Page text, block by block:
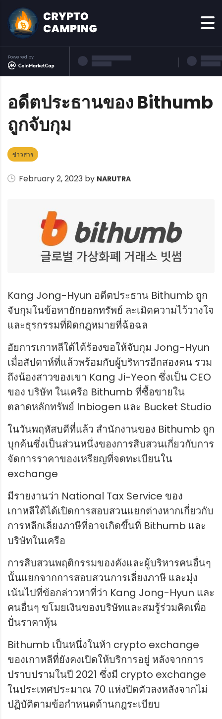
Powered by
อดีตประธานของ Bithumb
ถูกจับกุม
ข่าวสาร
February 2, 2023 by NARUTRA
Kang Jong-Hyun อดีตประธาน Bithumb ถูก
จับกุมในข้อหายักยอกทรัพย์ ละเมิดความไว้วางใจ
และธุรกรรมที่ผิดกฎหมายที่ฉ้อฉล
อัยการเกาหลีใต้ได้ร้องขอให้จับกุม Jong-Hyun
เมื่อสัปดาห์ที่แล้วพร้อมกับผู้บริหารอีกสองคน รวม
ถึงน้องสาวของเขา Kang Ji-Yeon ซึ่งเป็น CEO
ของ บริษัท ในเครือ Bithumb ที่ซื้อขายใน
ตลาดหลักทรัพย์ Inbiogen และ Bucket Studio
ในวันพฤหัสบดีที่แล้ว สำนักงานของ Bithumb ถูก
บุกค้นซึ่งเป็นส่วนหนึ่งของการสืบสวนเกี่ยวกับการ
จัดการราคาของเหรียญที่จดทะเบียนใน
exchange
มีรายงานว่า National Tax Service ของ
เกาหลีใต้ได้เปิดการสอบสวนแยกต่างหากเกี่ยวกับ
การหลีกเลี่ยงภาษีที่อาจเกิดขึ้นที่ Bithumb และ
บริษัทในเครือ
การสืบสวนพฤติกรรมของคังและผู้บริหารคนอื่นๆ
นั้นแยกจากการสอบสวนการเลี่ยงภาษี และมุ่ง
เน้นไปที่ข้อกล่าวหาที่ว่า Kang Jong-Hyun และ
คนอื่นๆ ขโมยเงินของบริษัทและสมรู้ร่วมคิดเพื่อ
ปั่นราคาหุ้น
Bithumb เป็นหนึ่งในห้า crypto exchange
ของเกาหลีที่ยังคงเปิดให้บริการอยู่ หลังจากการ
ปราบปรามในปี 2021 ซึ่งมี crypto exchange
ในประเทศประมาณ 70 แห่งปิดตัวลงหลังจากไม่
ปฏิบัติตามข้อกำหนดด้านกฎระเบียบ